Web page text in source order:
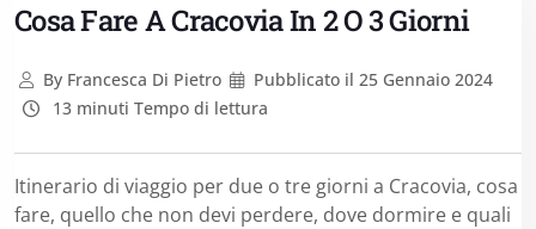
Cosa Fare A Cracovia In 2 O 3 Giorni
ByFrancesca Di Pietro Pubblicato il 25 Gennaio 2024
13 minuti Tempo di lettura
Itinerario di viaggio per due o tre giorni a Cracovia, cosa
fare, quello che non devi perdere, dove dormire e quali